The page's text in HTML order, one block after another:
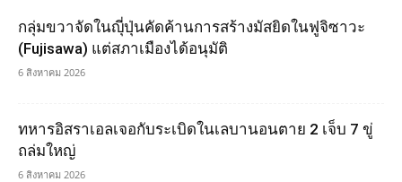
กลุ่มขวาจัดในญุี่ปุ่นคัดค้านการสร้างมัสยิดในฟูจิซาวะ
(Fujisawa) แต่สภาเมืองได้อนุมัติ
6 สิงหาคม 2026
ทหารอิสราเอลเจอกับระเบิดในเลบานอนตาย 2 เจ็บ 7 ขู่
ถล่มใหญ่
6 สิงหาคม 2026